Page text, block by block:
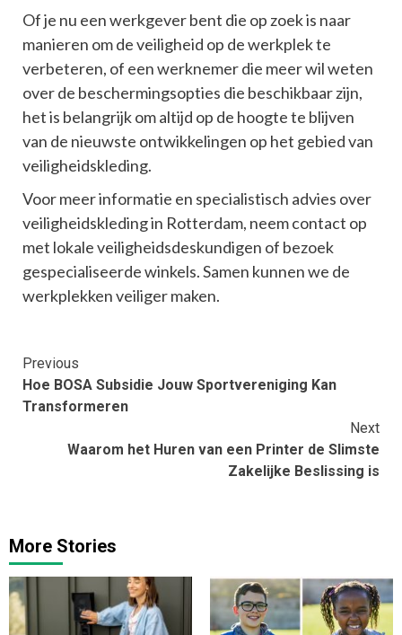
Of je nu een werkgever bent die op zoek is naar
manieren om de veiligheid op de werkplek te
verbeteren, of een werknemer die meer wil weten
over de beschermingsopties die beschikbaar zijn,
het is belangrijk om altijd op de hoogte te blijven
van de nieuwste ontwikkelingen op het gebied van
veiligheidskleding.
Voor meer informatie en specialistisch advies over
veiligheidskleding in Rotterdam, neem contact op
met lokale veiligheidsdeskundigen of bezoek
gespecialiseerde winkels. Samen kunnen we de
werkplekken veiliger maken.
Continue
Reading
Previous
Hoe BOSA Subsidie Jouw Sportvereniging Kan
Transformeren
Next
Waarom het Huren van een Printer de Slimste
Zakelijke Beslissing is
More Stories